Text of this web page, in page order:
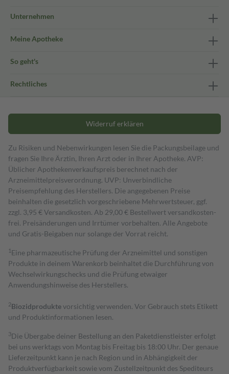
Unternehmen
Meine Apotheke
So geht's
Rechtliches
Widerruf erklären
Zu Risiken und Nebenwirkungen lesen Sie die Packungsbeilage und
fragen Sie Ihre Ärztin, Ihren Arzt oder in Ihrer Apotheke. AVP:
Üblicher Apothekenverkaufspreis berechnet nach der
Arzneimittelpreisverordnung. UVP: Unverbindliche
Preisempfehlung des Herstellers. Die angegebenen Preise
beinhalten die gesetzlich vorgeschriebene Mehrwertsteuer, ggf.
zzgl. 3,95 € Versandkosten. Ab 29,00 € Bestell­wert versand­kosten­
frei. Preisänderungen und Irrtümer vorbehalten. Alle Angebote
und Gratis-Beigaben nur solange der Vorrat reicht.
1 Eine pharmazeutische Prüfung der Arzneimittel und sonstigen
Produkte in deinem Warenkorb beinhaltet die Durchführung von
Wechselwirkungschecks und die Prüfung etwaiger
Anwendungshinweise des Herstellers.
2Biozidproduktevorsichtig verwenden. Vor Gebrauch stets Etikett
und Produktinformationen lesen.
3Die Übergabe deiner Bestellung an den Paketdienstleister erfolgt
bei uns werktags von Montag bis Freitag bis 18:00 Uhr. Der genaue
Lieferzeitpunkt kann je nach Region und in Abhängigkeit der
Produktverfügbarkeit sowie vom Zustellzeitpunkt des Spediteurs